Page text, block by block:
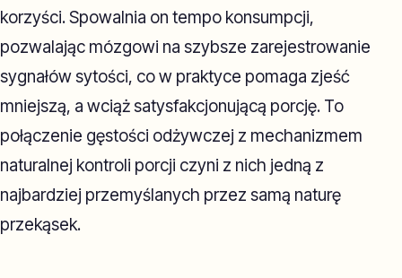
korzyści. Spowalnia on tempo konsumpcji,
pozwalając mózgowi na szybsze zarejestrowanie
sygnałów sytości, co w praktyce pomaga zjeść
mniejszą, a wciąż satysfakcjonującą porcję. To
połączenie gęstości odżywczej z mechanizmem
naturalnej kontroli porcji czyni z nich jedną z
najbardziej przemyślanych przez samą naturę
przekąsek.